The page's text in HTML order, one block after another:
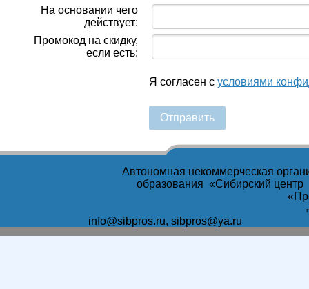
На основании чего
действует:
Промокод на скидку,
если есть:
Я согласен с условиями
Отправить
Автономная некоммерческая
образования «Сибирский
info@sibpros.ru,sibpros@ya.ru